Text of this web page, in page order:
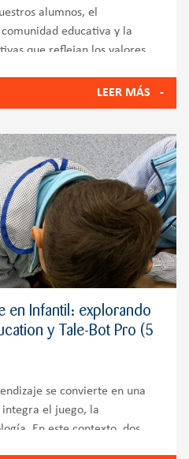
alumnos, el
educativa y la
que reflejan los valores
LEER MÁS
en Infantil: explorando
y Tale-Bot Pro (5
se convierte en una
el juego, la
En este contexto, dos